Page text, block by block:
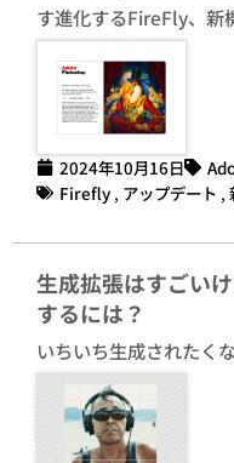
す進化するFireFly、新
2024年10月16日
Firefly , アップデート ,
生成拡張はすごい
するには？
いちいち生成されたく